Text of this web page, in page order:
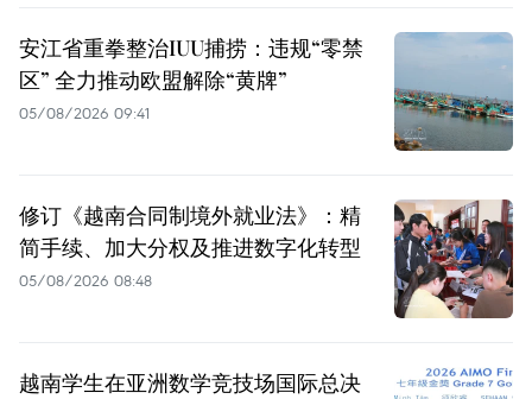
安江省重拳整治IUU捕捞：违规“零禁
区” 全力推动欧盟解除“黄牌”
05/08/2026 09:41
修订《越南合同制境外就业法》：精
简手续、加大分权及推进数字化转型
05/08/2026 08:48
越南学生在亚洲数学竞技场国际总决